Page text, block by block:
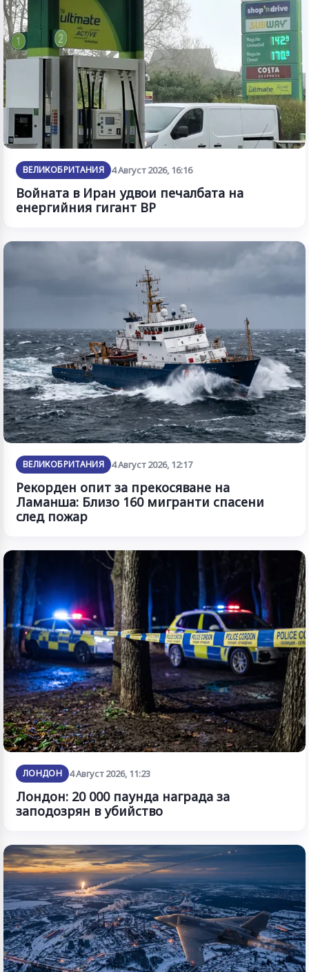
ВЕЛИКОБРИТАНИЯ 4 Август 2026, 16:16
Войната в Иран удвои печалбата на
енергийния гигант BP
ВЕЛИКОБРИТАНИЯ 4 Август 2026, 12:17
Рекорден опит за прекосяване на
Ламанша: Близо 160 мигранти спасени
след пожар
ЛОНДОН 4 Август 2026, 11:23
Лондон: 20 000 паунда награда за
заподозрян в убийство